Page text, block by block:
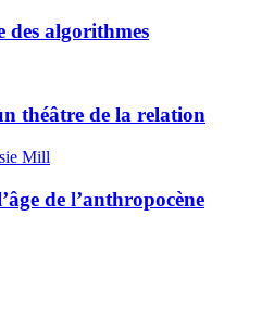
des algorithmes
théâtre de la relation
Mill
de l’anthropocène